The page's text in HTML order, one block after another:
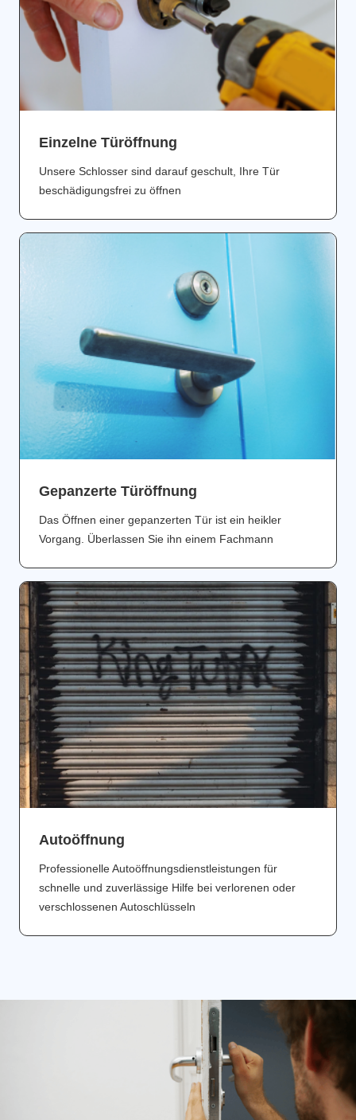
Einzelne Türöffnung
Unsere Schlosser sind darauf geschult, Ihre Tür
beschädigungsfrei zu öffnen
Gepanzerte Türöffnung
Das Öffnen einer gepanzerten Tür ist ein heikler
Vorgang. Überlassen Sie ihn einem Fachmann
Аutoöffnung
Professionelle Autoöffnungsdienstleistungen für
schnelle und zuverlässige Hilfe bei verlorenen oder
verschlossenen Autoschlüsseln